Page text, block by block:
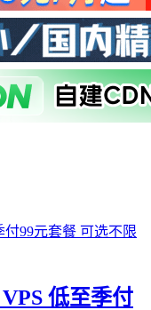
低至季付